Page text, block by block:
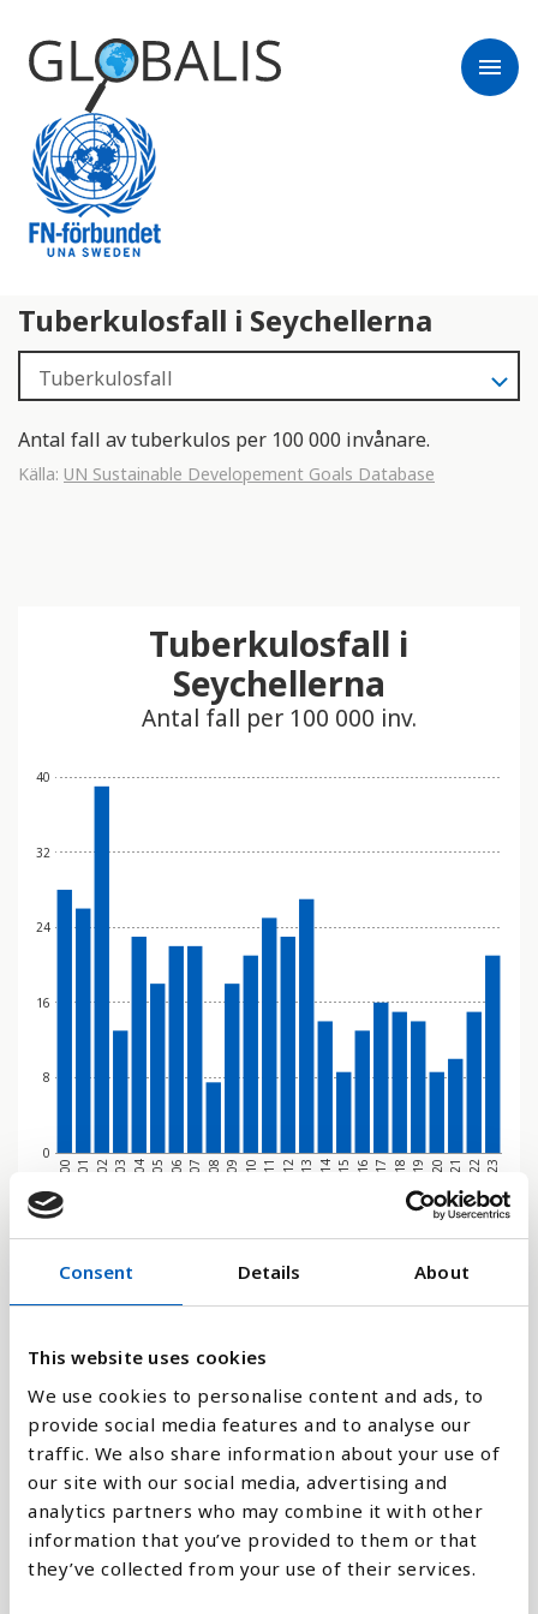
Consent Details About
This website uses cookies
We use cookies to personalise content and ads, to
provide social media features and to analyse our
traffic. We also share information about your use of
our site with our social media, advertising and
analytics partners who may combine it with other
information that you’ve provided to them or that
they’ve collected from your use of their services.
menu
Tuberkulosfall i Seychellerna
Antal fall av tuberkulos per 100 000 invånare.
Källa: UN Sustainable Developement Goals Database
0
8
16
24
32
40
2000 2001 2002 2003 2004 2005 2006 2007 2008 2009 2010 2011 2012 2013 2014 2015 2016 2017 2018 2019 2020 2021 2022 2023
Tuberkulosfall i
Seychellerna
Antal fall per 100 000 inv.
Stapeldiagram
Jämför med: